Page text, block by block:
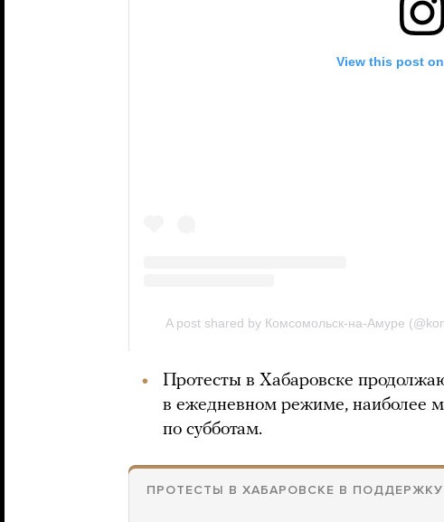
Протесты в Хабаровске
в ежедневном режиме, наиболее
по субботам.
ПРОТЕСТЫ В ХАБАРОВСКЕ В